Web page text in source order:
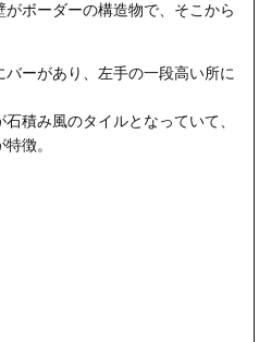
ボーダーの構造物で、そこから
ーがあり、左手の一段高い所に
積み風のタイルとなっていて、
徴。